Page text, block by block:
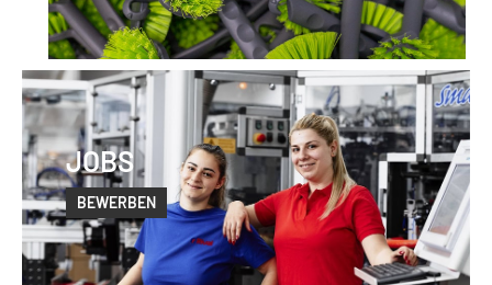
JOBS
BEWERBEN